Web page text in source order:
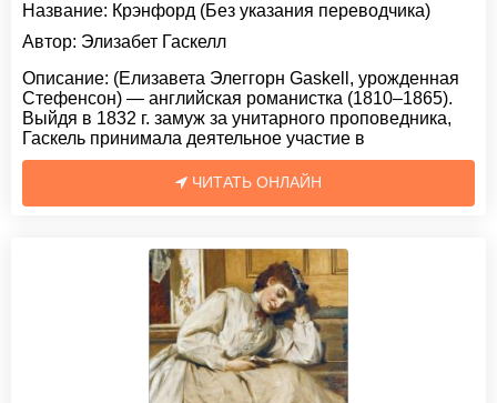
Название: Крэнфорд (Без указания переводчика)
Автор: Элизабет Гаскелл
Описание: (Елизавета Элеггорн Gaskell, урожденная
Стефенсон) — английская романистка (1810–1865).
Выйдя в 1832 г. замуж за унитарного проповедника,
Гаскель принимала деятельное участие в
ЧИТАТЬ ОНЛАЙН